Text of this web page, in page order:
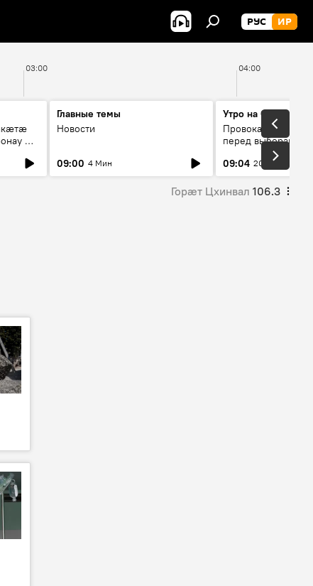
РУС ИР
03:00 04:00
æй
Главные темы
Новости
09:00 4 Мин
Утро на Спутнике
Провокации со
перед выборами в
09:04 20 Мин
Горӕт Цхинвал 106.3